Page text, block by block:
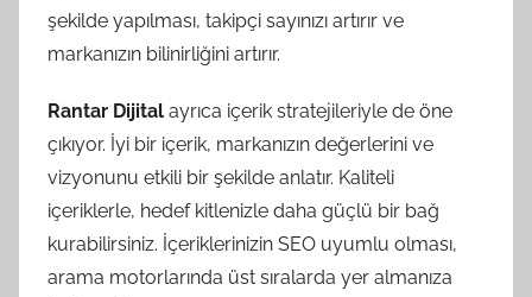
şekilde yapılması, takipçi sayınızı artırır ve
markanızın bilinirliğini artırır.
Rantar Dijital ayrıca içerik stratejileriyle de öne
çıkıyor. İyi bir içerik, markanızın değerlerini ve
vizyonunu etkili bir şekilde anlatır. Kaliteli
içeriklerle, hedef kitlenizle daha güçlü bir bağ
kurabilirsiniz. İçeriklerinizin SEO uyumlu olması,
arama motorlarında üst sıralarda yer almanıza